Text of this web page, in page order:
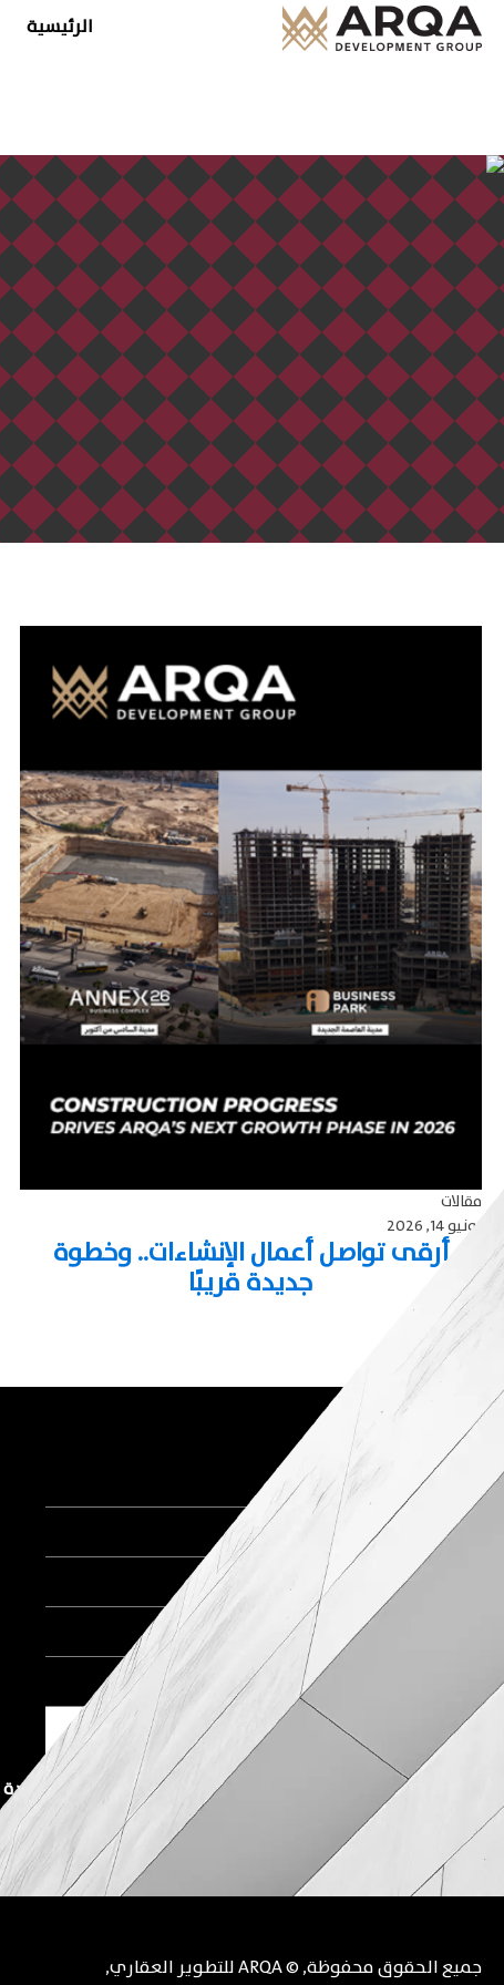
الرئيسية
مقالات
يونيو 14, 2026
أرقى تواصل أعمال الإنشاءات.. وخطوة
جديدة قريبًا
اتصل الآن
🚩 المكتب الرئيسي بالقاهرة الجديدة
🚩 المكتب الرئيسي بأكتوبر
جميع الحقوق محفوظة, ©ARQA للتطوير العقاري
,